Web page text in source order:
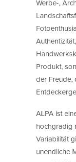
Werbe-,
Produkt,
der Freude,
ALPA ist
hochgradig
Variabilität
unendliche